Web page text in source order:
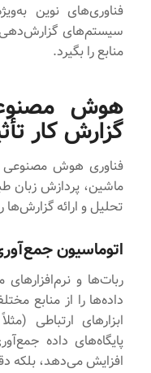
فناوری‌های نوین
سیستم‌های گزارش‌دهی
منابع را بگیرد.
هوش
گزارش‌ کار
فناوری هوش مصنوعی
ماشین، پردازش زبان
تحلیل و ارائه
اتوماسیون
داده‌ها را از منابع
پایگاه‌های داده
افزایش می‌دهد، بلکه